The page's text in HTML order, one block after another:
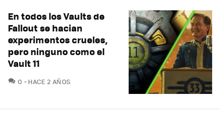
En todos los Vaults de
Fallout se hacian
experimentos crueles,
pero ninguno como el
Vault 11
0 COMENTARIOS
HACE 2 AÑOS